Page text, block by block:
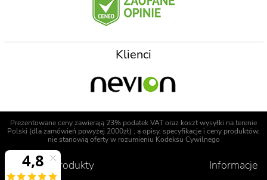
Klienci
Prezentowane ceny zawierają 23% podatek VAT oraz koszt wysyłki na terenie
Polski (dla zamówień powyżej 2000zł) , a opisy, specyfikacje i ceny produktów,
nie stanowią oferty w rozumieniu Kodeksu Cywilnego
Polecane produkty Informacje